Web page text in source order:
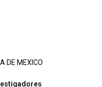
DE MEXICO